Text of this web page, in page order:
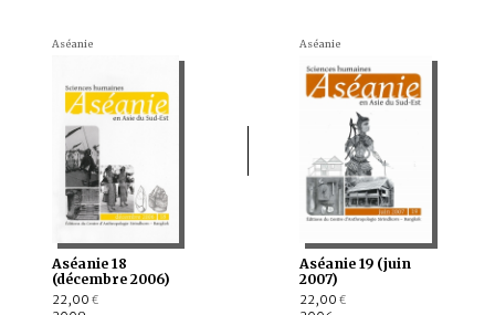
Aséanie
Aséanie 18
(décembre 2006)
22,00 €
Aséanie
Aséanie 19 (juin
2007)
22,00 €